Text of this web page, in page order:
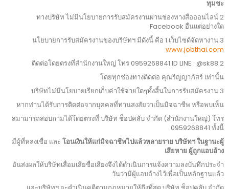
ทุมชะ
2.ทางบริษัท ไม่มีนโยบายการรับสมัครงานผ่านช่องทางสื่อออนไลน์
Facebook อื่นแต่อย่างใด
3.นโยบายการรับสมัครงานของบริษัทฯ มีดังนี้ คือ 1.เว็บไซด์จัดหางาน
www.jobthai.com
2.ติดต่อโดยตรงที่สำนักงานใหญ่ โทร 0959268841 ID LINE : @sk88
โดยทุกช่องทางติดต่อ คุณริญญาภัสร์ เท่านั้น
3.บริษัทไม่มีนโยบายเรียกเก็บค่าใช้จ่ายใดๆทั้งสิ้นในการรับสมัครงาน
หากท่านได้รับการติดต่อจากบุคคลที่ท่านสงสัยว่าเป็นมิจฉาชีพ หรือพบเห็น
สมามารถสอบถามได้โดยตรงที่ บริษัท ช็อปคลับ จำกัด (สำนักงานใหญ่) โทร
0959268841 ทั้งนี้
มีผู้ที่หลงเชื่อ และ โอนเงินให้แก่มิจฉาชีพไปแล้วหลายราย บริษัทฯ ในฐานะผู้
เสียหาย ผู้ถูกแอบอ้าง
อันส่งผลให้บริษัทเสื่อมเสียชื่อเสียงจึงได้ดำเนินการแจ้งความลงบันทึกประจำ
วันว่ามีผู้แอบอ้างไว้เพื่อเป็นหลักฐานแล้ว